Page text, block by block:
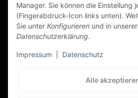
Manager. Sie können die Einstellung
(Fingerabdruck-Icon links unten).
Sie unter Konfigurieren und in unserer
Datenschutzerklärung.
Impressum Datenschutz
Alle